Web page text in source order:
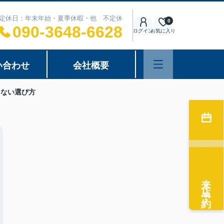
休日：年末年始・夏季休暇・他 不定休
090-3648-6628 ログインお気に入り
0
合わせ 会社概要
い選び方
来店予約